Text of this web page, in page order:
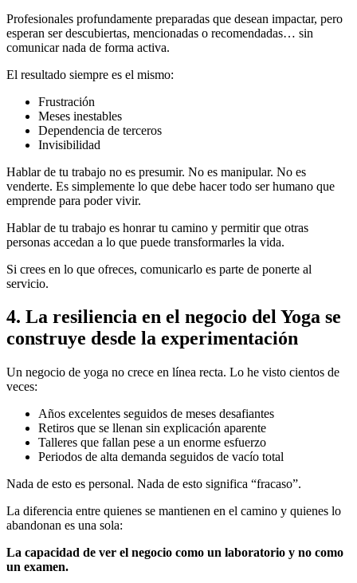
Profesionales profundamente preparadas que desean impactar, pero
esperan ser descubiertas, mencionadas o recomendadas… sin
comunicar nada de forma activa.
El resultado siempre es el mismo:
Frustración
Meses inestables
Dependencia de terceros
Invisibilidad
Hablar de tu trabajo no es presumir. No es manipular. No es
venderte. Es simplemente lo que debe hacer todo ser humano que
emprende para poder vivir.
Hablar de tu trabajo es honrar tu camino y permitir que otras
personas accedan a lo que puede transformarles la vida.
Si crees en lo que ofreces, comunicarlo es parte de ponerte al
servicio.
4. La resiliencia en el negocio del Yoga se
construye desde la experimentación
Un negocio de yoga no crece en línea recta. Lo he visto cientos de
veces:
Años excelentes seguidos de meses desafiantes
Retiros que se llenan sin explicación aparente
Talleres que fallan pese a un enorme esfuerzo
Periodos de alta demanda seguidos de vacío total
Nada de esto es personal. Nada de esto significa “fracaso”.
La diferencia entre quienes se mantienen en el camino y quienes lo
abandonan es una sola:
La capacidad de ver el negocio como un laboratorio y no como
un examen.